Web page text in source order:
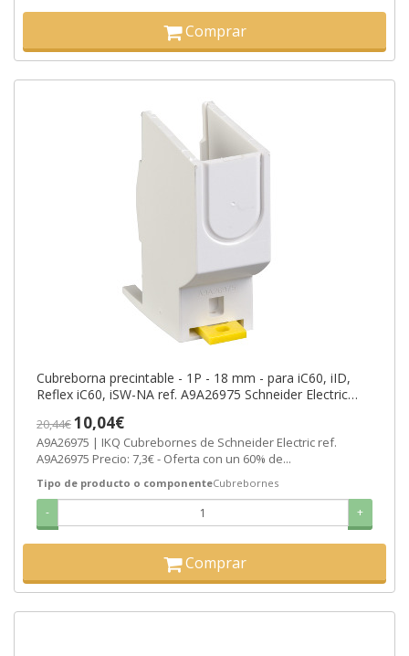
Comprar
Cubreborna precintable - 1P - 18 mm - para iC60, iID,
Reflex iC60, iSW-NA ref. A9A26975 Schneider Electric
20,44€10,04€
A9A26975 | IKQ Cubrebornes de Schneider Electric ref.
A9A26975 Precio: 7,3€ - Oferta con un 60% de...
Tipo de producto o componenteCubrebornes
- +
Comprar